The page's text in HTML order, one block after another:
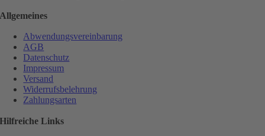
Allgemeines
Abwendungsvereinbarung
AGB
Datenschutz
Impressum
Versand
Widerrufsbelehrung
Zahlungsarten
Hilfreiche Links